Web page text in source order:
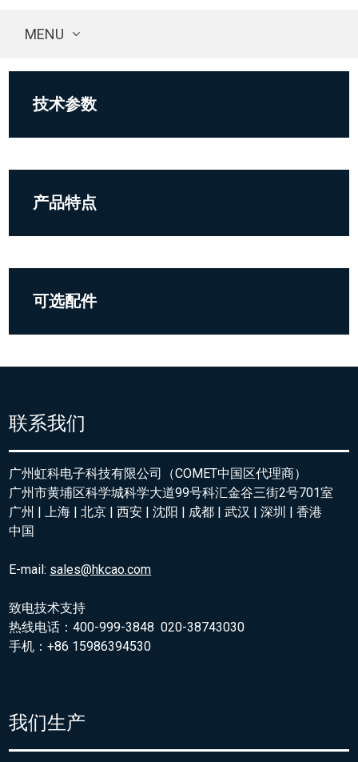
MENU
技术参数
产品特点
可选配件
联系我们
广州虹科电子科技有限公司（COMET中国区代理商）
广州市黄埔区科学城科学大道99号科汇金谷三街2号701室
广州 | 上海 | 北京 | 西安 | 沈阳 | 成都 | 武汉 | 深圳 | 香港
中国
E-mail: sales@hkcao.com
致电技术支持
热线电话：400-999-3848 020-38743030
手机：+86 15986394530
我们生产